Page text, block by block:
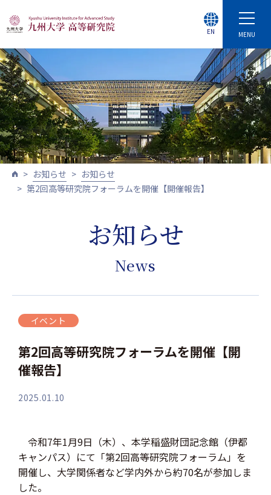
MENU
EN
お知らせ
お知らせ
第2回高等研究院フォーラムを開催【開催報告】
お知らせ
News
イベント
第2回高等研究院フォーラムを開催【開
催報告】
2025.01.10
令和7年1月9日（木）、本学稲盛財団記念館（伊都
キャンパス）にて「第2回高等研究院フォーラム」を
開催し、大学関係者など学内外から約70名が参加しま
した。